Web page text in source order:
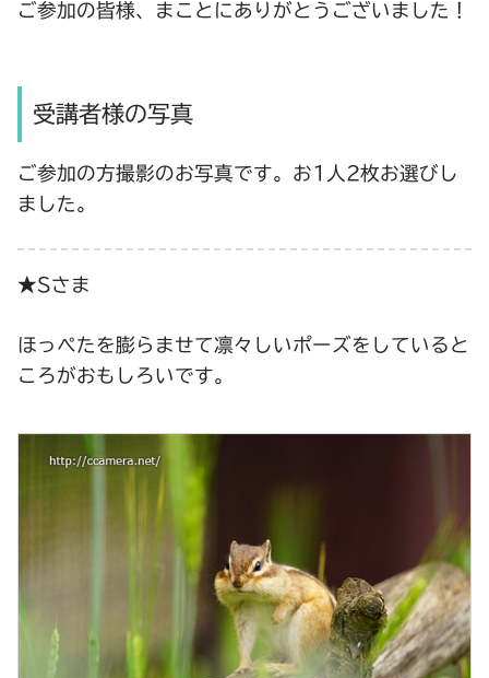
ご参加の皆様、まことにありがとうございました！
受講者様の写真
ご参加の方撮影のお写真です。お1人2枚お選びし
ました。
★Sさま
ほっぺたを膨らませて凛々しいポーズをしていると
ころがおもしろいです。